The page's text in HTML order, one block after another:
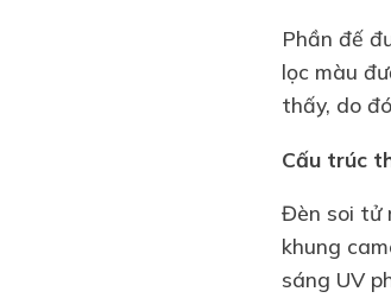
Phần đế
lọc màu
thấy, do
Cấu trúc
Đèn soi tử
khung
sáng UV